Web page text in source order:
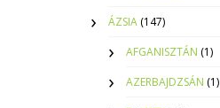
ÁZSIA (147)
AFGANISZTÁN (1)
AZERBAJDZSÁN (1)